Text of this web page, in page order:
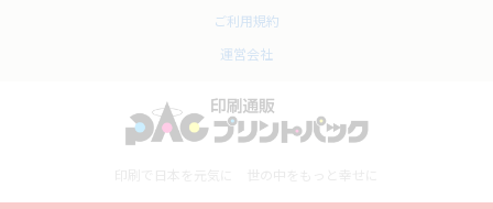
ご利用規約
運営会社